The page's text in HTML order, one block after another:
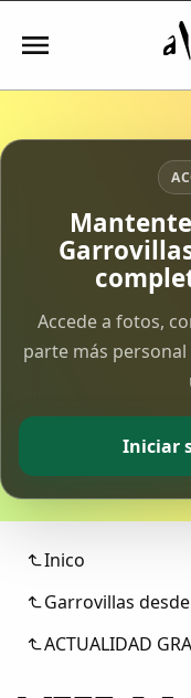
Iniciar sesión
Mi Cuenta
El Tiempo
Comunidad
Colaboradores
AlkoTV
Periódico
Accede a fotos,
parte más
Iniciar
Inico
Garrovillas
ACTUALIDAD